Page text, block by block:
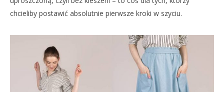
chcieliby postawić absolutnie pierwsze kroki w szyciu.